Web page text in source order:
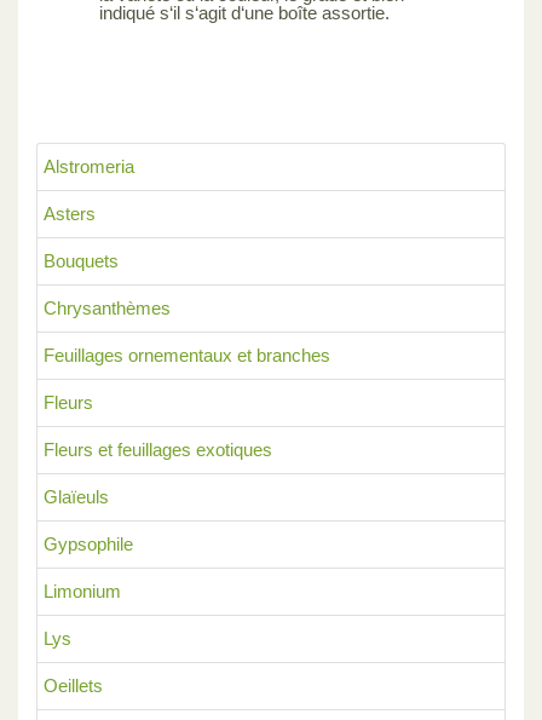
Alstromeria
Asters
Bouquets
Chrysanthèmes
Feuillages ornementaux et branches
Fleurs
Fleurs et feuillages exotiques
Glaïeuls
Gypsophile
Limonium
Lys
Oeillets
indiqué s‘il s‘agit d‘une boîte assortie.